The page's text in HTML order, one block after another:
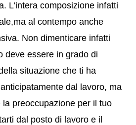
L’intera composizione infatti
al contempo anche
Non dimenticare infatti
deve essere in grado di
situazione che ti ha
dal lavoro, ma
preoccupazione per il tuo
dal posto di lavoro e il